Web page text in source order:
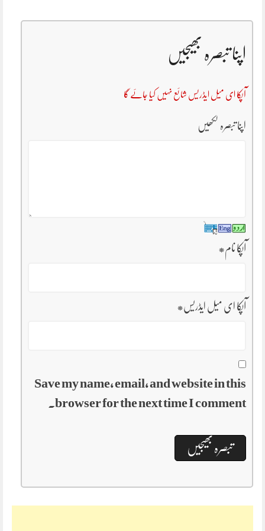
اپنا تبصرہ بھیجیں
آپکا ای میل ایڈریس شائع نہیں کیا جائے گا
اپنا تبصرہ لکھیں
آپکا نام*
آپکا ای میل ایڈریس*
Save my name, email, and website in this
browser for the next time I comment.